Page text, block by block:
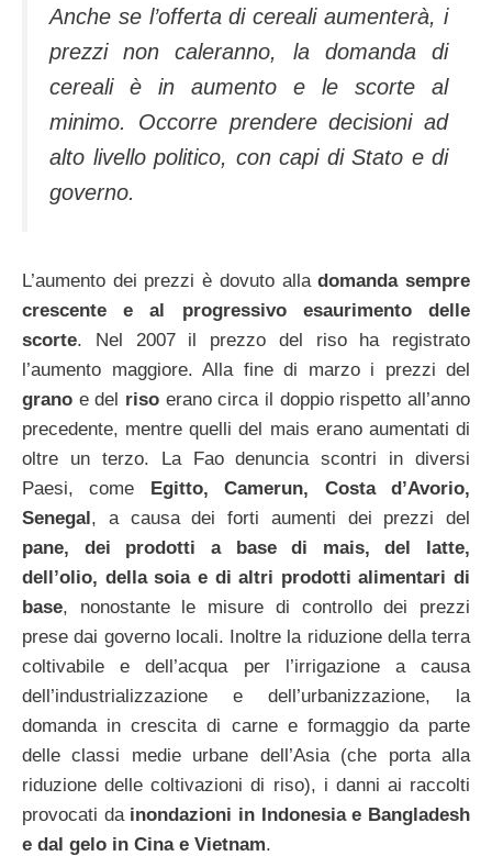
Anche se l’offerta di cereali aumenterà, i
prezzi non caleranno, la domanda di
cereali è in aumento e le scorte al
minimo. Occorre prendere decisioni ad
alto livello politico, con capi di Stato e di
governo.
L’aumento dei prezzi è dovuto alladomanda sempre
crescente e al progressivo esaurimento delle
scorte. Nel 2007 il prezzo del riso ha registrato
l’aumento maggiore. Alla fine di marzo i prezzi del
grano e del riso erano circa il doppio rispetto all’anno
precedente, mentre quelli del mais erano aumentati di
oltre un terzo. La Fao denuncia scontri in diversi
Paesi, come Egitto, Camerun, Costa d’Avorio,
Senegal, a causa dei forti aumenti dei prezzi del
pane, dei prodotti a base di mais, del latte,
dell’olio, della soia e di altri prodotti alimentari di
base, nonostante le misure di controllo dei prezzi
prese dai governo locali. Inoltre la riduzione della terra
coltivabile e dell’acqua per l’irrigazione a causa
dell’industrializzazione e dell’urbanizzazione, la
domanda in crescita di carne e formaggio da parte
delle classi medie urbane dell’Asia (che porta alla
riduzione delle coltivazioni di riso), i danni ai raccolti
provocati dainondazioni in Indonesia e Bangladesh
e dal gelo in Cina e Vietnam.